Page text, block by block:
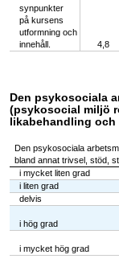
synpunkter
på kursens
utformning och
innehåll.
4,8
Den psykosociala
(psykosocial miljö
likabehandling
Den psykosociala
bland annat trivsel, stöd,
i mycket liten grad
i liten grad
delvis
i hög grad
i mycket hög grad